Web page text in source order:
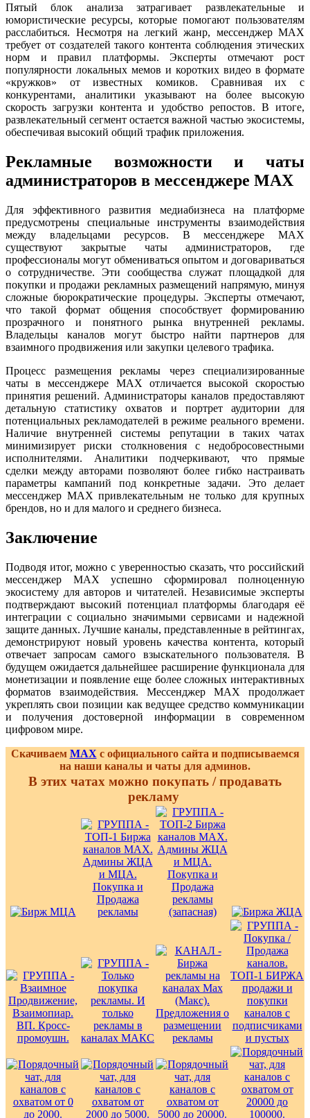
Пятый блок анализа затрагивает развлекательные и
юмористические ресурсы, которые помогают пользователям
расслабиться. Несмотря на легкий жанр, мессенджер MAX
требует от создателей такого контента соблюдения этических
норм и правил платформы. Эксперты отмечают рост
популярности локальных мемов и коротких видео в формате
«кружков» от известных комиков. Сравнивая их с
конкурентами, аналитики указывают на более высокую
скорость загрузки контента и удобство репостов. В итоге,
развлекательный сегмент остается важной частью экосистемы,
обеспечивая высокий общий трафик приложения.
Рекламные возможности и чаты
администраторов в мессенджере MAX
Для эффективного развития медиабизнеса на платформе
предусмотрены специальные инструменты взаимодействия
между владельцами ресурсов. В мессенджере MAX
существуют закрытые чаты администраторов, где
профессионалы могут обмениваться опытом и договариваться
о сотрудничестве. Эти сообщества служат площадкой для
покупки и продажи рекламных размещений напрямую, минуя
сложные бюрократические процедуры. Эксперты отмечают,
что такой формат общения способствует формированию
прозрачного и понятного рынка внутренней рекламы.
Владельцы каналов могут быстро найти партнеров для
взаимного продвижения или закупки целевого трафика.
Процесс размещения рекламы через специализированные
чаты в мессенджере MAX отличается высокой скоростью
принятия решений. Администраторы каналов предоставляют
детальную статистику охватов и портрет аудитории для
потенциальных рекламодателей в режиме реального времени.
Наличие внутренней системы репутации в таких чатах
минимизирует риски столкновения с недобросовестными
исполнителями. Аналитики подчеркивают, что прямые
сделки между авторами позволяют более гибко настраивать
параметры кампаний под конкретные задачи. Это делает
мессенджер MAX привлекательным не только для крупных
брендов, но и для малого и среднего бизнеса.
Заключение
Подводя итог, можно с уверенностью сказать, что российский
мессенджер MAX успешно сформировал полноценную
экосистему для авторов и читателей. Независимые эксперты
подтверждают высокий потенциал платформы благодаря её
интеграции с социально значимыми сервисами и надежной
защите данных. Лучшие каналы, представленные в рейтингах,
демонстрируют новый уровень качества контента, который
отвечает запросам самого взыскательного пользователя. В
будущем ожидается дальнейшее расширение функционала для
монетизации и появление еще более сложных интерактивных
форматов взаимодействия. Мессенджер MAX продолжает
укреплять свои позиции как ведущее средство коммуникации
и получения достоверной информации в современном
цифровом мире.
Скачиваем MAX с официального сайта и подписываемся
на наши каналы и чаты для админов.
В этих чатах можно покупать / продавать
рекламу